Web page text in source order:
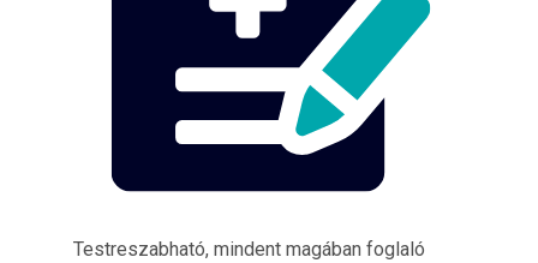
Testreszabható, mindent magában foglaló